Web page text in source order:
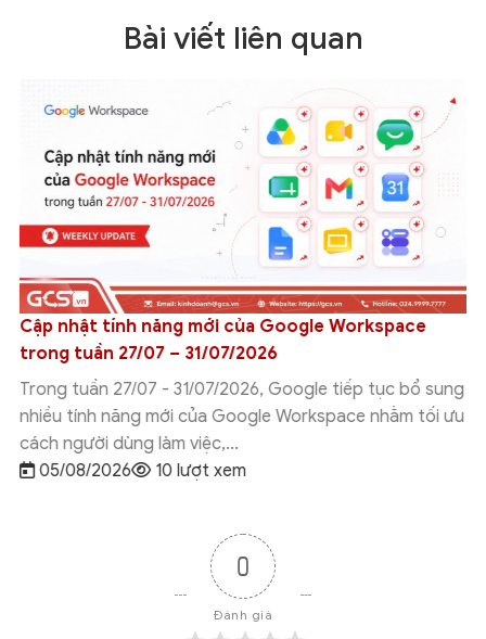
Bài viết liên quan
Cập nhật tính năng mới của Google Workspace
trong tuần 27/07 – 31/07/2026
Trong tuần 27/07 - 31/07/2026, Google tiếp tục bổ sung
nhiều tính năng mới của Google Workspace nhằm tối ưu
cách người dùng làm việc,...
05/08/2026
10 lượt xem
0
Đánh giá